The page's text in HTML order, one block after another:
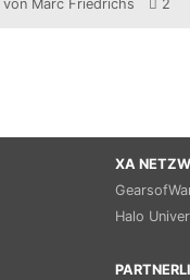
von Marc Friedrichs 2
XA
Halo